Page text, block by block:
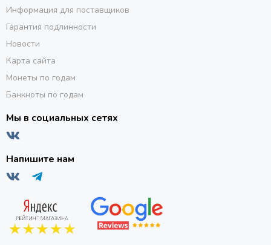
Информация для поставщиков
Гарантия подлинности
Новости
Карта сайта
Монеты по годам
Банкноты по годам
Мы в социальных сетях
Напишите нам